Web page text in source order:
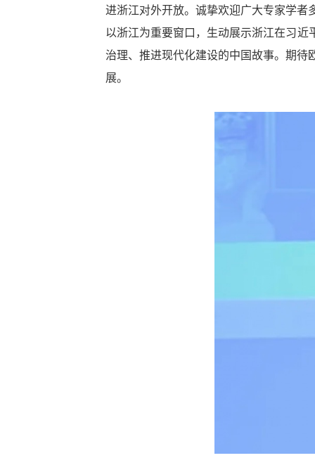
进浙江对外开放。诚挚欢迎广大专家学者
以浙江为重要窗口，生动展示浙江在习近
治理、推进现代化建设的中国故事。期
展。